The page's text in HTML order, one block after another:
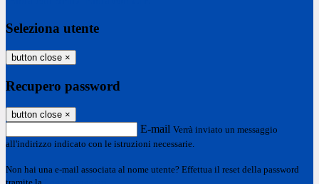
Seleziona utente
button close ×
Recupero password
button close ×
E-mail Verrà inviato un messaggio
all'indirizzo indicato con le istruzioni necessarie.
Non hai una e-mail associata al nome utente? Effettua il reset della password